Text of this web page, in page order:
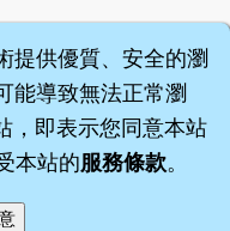
～2026
提供優質、安全的瀏
能導致無法正常瀏
，即表示您同意本站
本站的服務條款。